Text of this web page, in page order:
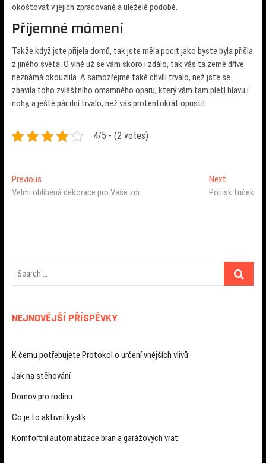
okoštovat v jejich zpracované a uleželé podobě.
Příjemné mámení
Takže když jste přijela domů, tak jste měla pocit jako byste byla přišla
z jiného světa. O víně už se vám skoro i zdálo, tak vás ta země dříve
neznámá okouzlila. A samozřejmě také chvíli trvalo, než jste se
zbavila toho zvláštního omamného oparu, který vám tam pletl hlavu i
nohy, a ještě pár dní trvalo, než vás protentokrát opustil.
4/5 - (2 votes)
Navigace
pro
PreviousPrevious
post:
Velmi oblíbená dekorace pro Vaše zdi
Next
post:
Potisk triček
NEJNOVĚJŠÍ PŘÍSPĚVKY
K čemu potřebujete Protokol o určení vnějších vlivů
Jak na stěhování
Domov pro rodinu
Co je to aktivní kyslík
Komfortní automatizace bran a garážových vrat